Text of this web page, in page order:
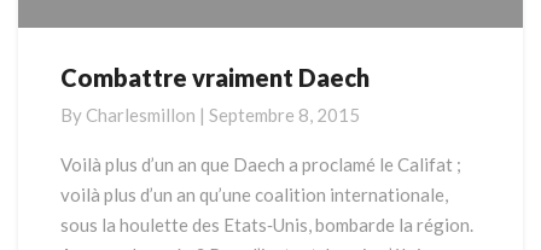
Combattre
Daech
Combattre vraiment Daech
By Charlesmillon | Septembre 8, 2015
Voilà plus d’un an que Daech a proclamé le Califat ;
voilà plus d’un an qu’une coalition internationale,
sous la houlette des Etats‐Unis, bombarde la région.